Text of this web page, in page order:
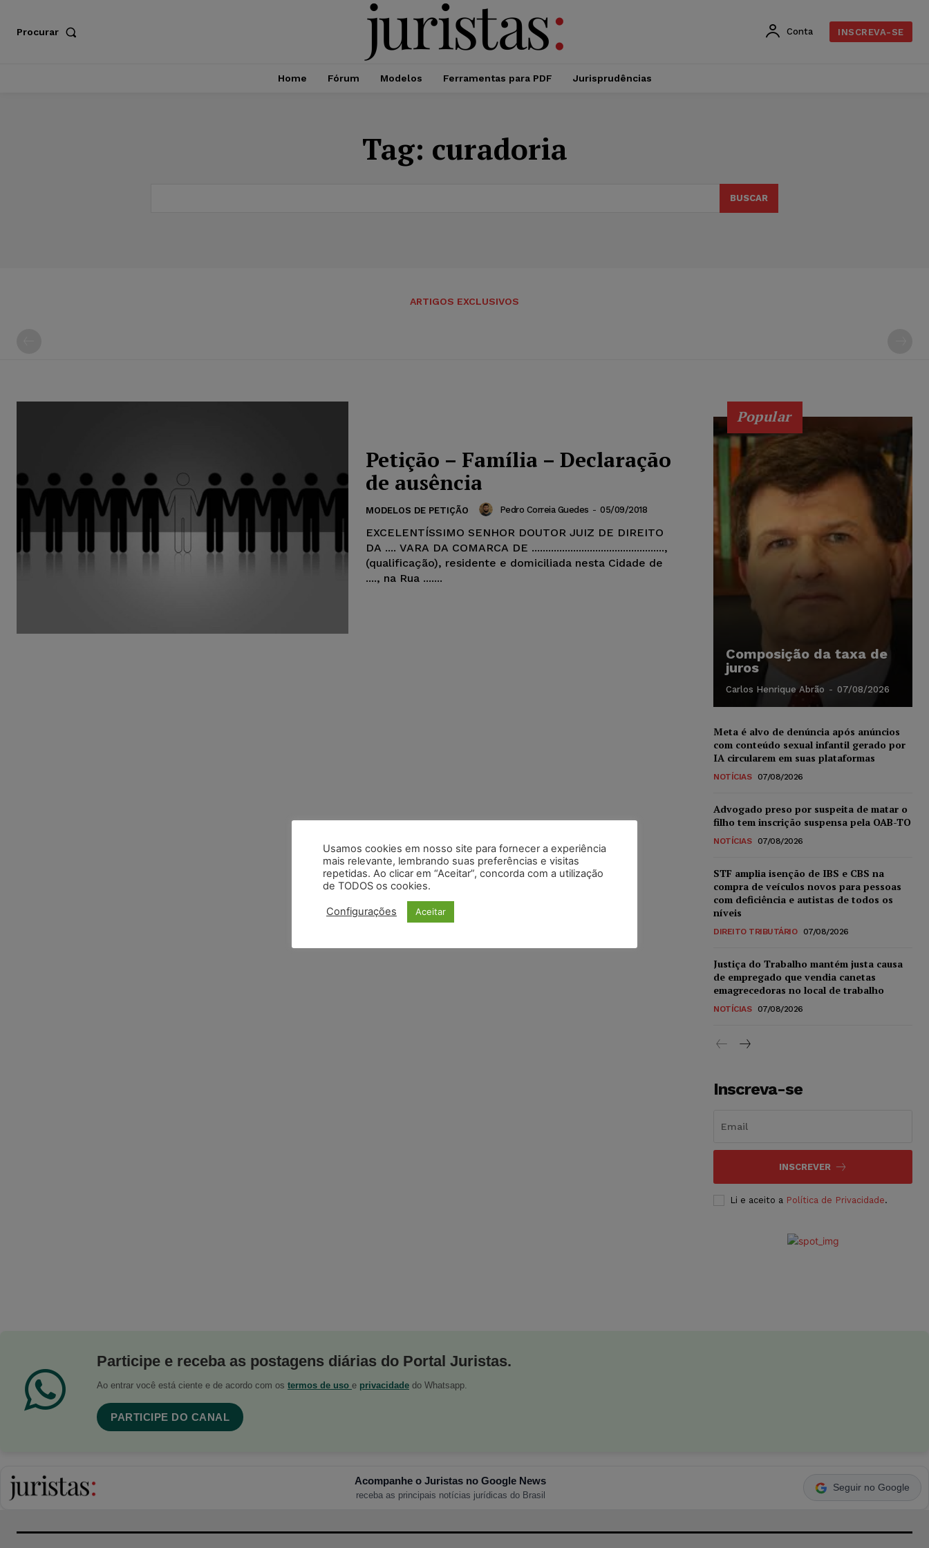
Procurar Conta INSCREVA-SE
Home Fórum Modelos Ferramentas para PDF Jurisprudências
Tag: curadoria
BUSCAR
ARTIGOS EXCLUSIVOS
Petição – Família – Declaração
de ausência
MODELOS DE PETIÇÃO Pedro Correia Guedes - 05/09/2018
EXCELENTÍSSIMO SENHOR DOUTOR JUIZ DE DIREITO
DA .... VARA DA COMARCA DE ................................................,
(qualificação), residente e domiciliada nesta Cidade de
...., na Rua .......
Popular
Composição da taxa de
juros
Carlos Henrique Abrão - 07/08/2026
Meta é alvo de denúncia após anúncios
com conteúdo sexual infantil gerado por
IA circularem em suas plataformas
NOTÍCIAS 07/08/2026
Advogado preso por suspeita de matar o
filho tem inscrição suspensa pela OAB-TO
NOTÍCIAS 07/08/2026
STF amplia isenção de IBS e CBS na
compra de veículos novos para pessoas
com deficiência e autistas de todos os
níveis
DIREITO TRIBUTÁRIO 07/08/2026
Justiça do Trabalho mantém justa causa
de empregado que vendia canetas
emagrecedoras no local de trabalho
NOTÍCIAS 07/08/2026
Inscreva-se
INSCREVER
Li e aceito a Política de Privacidade.
Participe e receba as postagens diárias do Portal Juristas.
Ao entrar você está ciente e de acordo com os termos de uso e privacidade do Whatsapp.
PARTICIPE DO CANAL
Acompanhe o Juristas no Google News
receba as principais notícias jurídicas do Brasil
Seguir no Google
Usamos cookies em nosso site para fornecer a experiência
mais relevante, lembrando suas preferências e visitas
repetidas. Ao clicar em “Aceitar”, concorda com a utilização
de TODOS os cookies.
Configurações Aceitar